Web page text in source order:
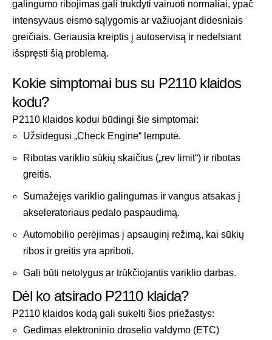
galingumo ribojimas gali trukdyti vairuoti normaliai, ypač
intensyvaus eismo sąlygomis ar važiuojant didesniais
greičiais. Geriausia kreiptis į autoservisą ir nedelsiant
išspręsti šią problemą.
Kokie simptomai bus su P2110 klaidos
kodu?
P2110 klaidos kodui būdingi šie simptomai:
Užsidegusi „Check Engine“ lemputė.
Ribotas variklio sūkių skaičius („rev limit“) ir ribotas
greitis.
Sumažėjęs variklio galingumas ir vangus atsakas į
akseleratoriaus pedalo paspaudimą.
Automobilio perėjimas į apsauginį režimą, kai sūkių
ribos ir greitis yra apriboti.
Gali būti netolygus ar trūkčiojantis variklio darbas.
Dėl ko atsirado P2110 klaida?
P2110 klaidos kodą gali sukelti šios priežastys:
Gedimas elektroninio droselio valdymo (ETC)